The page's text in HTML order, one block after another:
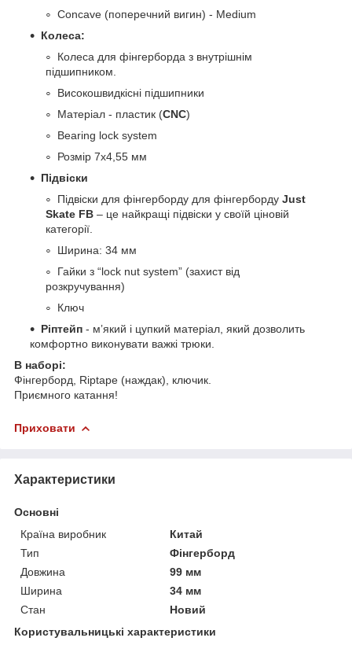
Concave (поперечний вигин) - Medium
Колеса:
Колеса для фінгерборда з внутрішнім
підшипником.
Високошвидкісні підшипники
Матеріал - пластик (CNC)
Bearing lock system
Розмір 7х4,55 мм
Підвіски
Підвіски для фінгерборду для фінгерборду Just
Skate FB – це найкращі підвіски у своїй ціновій
категорії.
Ширина: 34 мм
Гайки з “lock nut system” (захист від
розкручування)
Ключ
Ріптейп - мʼякий і цупкий матеріал, який дозволить
комфортно виконувати важкі трюки.
В наборі:
Фінгерборд, Riptape (наждак), ключик.
Приємного катання!
Приховати
Характеристики
Основні
Країна виробник
Китай
Тип
Фінгерборд
Довжина
99 мм
Ширина
34 мм
Стан
Новий
Користувальницькі характеристики